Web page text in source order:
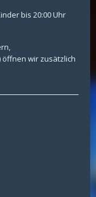
bis 20:00 Uhr
wir zusätzlich